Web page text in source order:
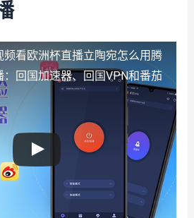
频看欧洲杯直播立陶宛怎么用腾
回国加速器、回国VPN和番茄